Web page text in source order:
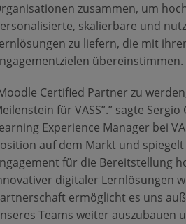
zusammen, um
skalierbare und
zu liefern, die mit
übereinstimmen.
Certified Partner zu
für VASS”.” sagte Sergio
Experience Manager bei
auf dem Markt und
für die Bereitstellung
digitaler Lernlösungen
ermöglicht es uns
Teams weiter auszubauen